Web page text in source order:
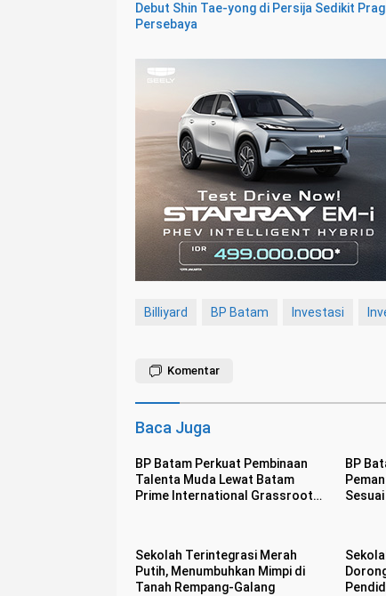
Debut Shin Tae-yong di Persija Sedikit
Persebaya
Billiyard BP Batam Investasi
Komentar
Baca Juga
BP Batam Perkuat Pembinaan
Talenta Muda Lewat Batam
Prime International Grassroot
BP
Sekolah Terintegrasi Merah
Putih, Menumbuhkan Mimpi di
Tanah Rempang-Galang